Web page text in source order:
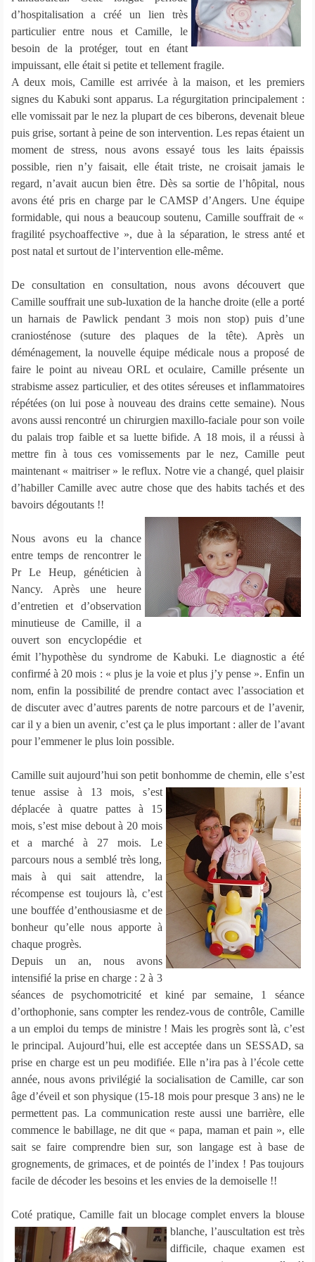
d’hospitalisation a créé un lien très
particulier entre nous et Camille, le
besoin de la protéger, tout en étant
impuissant, elle était si petite et tellement fragile.
A deux mois, Camille est arrivée à la maison, et les premiers
signes du Kabuki sont apparus. La régurgitation principalement :
elle vomissait par le nez la plupart de ces biberons, devenait bleue
puis grise, sortant à peine de son intervention. Les repas étaient un
moment de stress, nous avons essayé tous les laits épaissis
possible, rien n’y faisait, elle était triste, ne croisait jamais le
regard, n’avait aucun bien être. Dès sa sortie de l’hôpital, nous
avons été pris en charge par le CAMSP d’Angers. Une équipe
formidable, qui nous a beaucoup soutenu, Camille souffrait de «
fragilité psychoaffective », due à la séparation, le stress anté et
post natal et surtout de l’intervention elle-même.
De consultation en consultation, nous avons découvert que
Camille souffrait une sub-luxation de la hanche droite (elle a porté
un harnais de Pawlick pendant 3 mois non stop) puis d’une
craniosténose (suture des plaques de la tête). Après un
déménagement, la nouvelle équipe médicale nous a proposé de
faire le point au niveau ORL et oculaire, Camille présente un
strabisme assez particulier, et des otites séreuses et inflammatoires
répétées (on lui pose à nouveau des drains cette semaine). Nous
avons aussi rencontré un chirurgien maxillo-faciale pour son voile
du palais trop faible et sa luette bifide. A 18 mois, il a réussi à
mettre fin à tous ces vomissements par le nez, Camille peut
maintenant « maitriser » le reflux. Notre vie a changé, quel plaisir
d’habiller Camille avec autre chose que des habits tachés et des
bavoirs dégoutants !!
Nous avons eu la chance
entre temps de rencontrer le
Pr Le Heup, généticien à
Nancy. Après une heure
d’entretien et d’observation
minutieuse de Camille, il a
ouvert son encyclopédie et
émit l’hypothèse du syndrome de Kabuki. Le diagnostic a été
confirmé à 20 mois : « plus je la voie et plus j’y pense ». Enfin un
nom, enfin la possibilité de prendre contact avec l’association et
de discuter avec d’autres parents de notre parcours et de l’avenir,
car il y a bien un avenir, c’est ça le plus important : aller de l’avant
pour l’emmener le plus loin possible.
Camille suit aujourd’hui son petit bonhomme de chemin, elle s’est
tenue assise à 13 mois, s’est
déplacée à quatre pattes à 15
mois, s’est mise debout à 20 mois
et a marché à 27 mois. Le
parcours nous a semblé très long,
mais à qui sait attendre, la
récompense est toujours là, c’est
une bouffée d’enthousiasme et de
bonheur qu’elle nous apporte à
chaque progrès.
Depuis un an, nous avons
intensifié la prise en charge : 2 à 3
séances de psychomotricité et kiné par semaine, 1 séance
d’orthophonie, sans compter les rendez-vous de contrôle, Camille
a un emploi du temps de ministre ! Mais les progrès sont là, c’est
le principal. Aujourd’hui, elle est acceptée dans un SESSAD, sa
prise en charge est un peu modifiée. Elle n’ira pas à l’école cette
année, nous avons privilégié la socialisation de Camille, car son
âge d’éveil et son physique (15-18 mois pour presque 3 ans) ne le
permettent pas. La communication reste aussi une barrière, elle
commence le babillage, ne dit que « papa, maman et pain », elle
sait se faire comprendre bien sur, son langage est à base de
grognements, de grimaces, et de pointés de l’index ! Pas toujours
facile de décoder les besoins et les envies de la demoiselle !!
Coté pratique, Camille fait un blocage complet envers la blouse
blanche, l’auscultation est très
difficile, chaque examen est